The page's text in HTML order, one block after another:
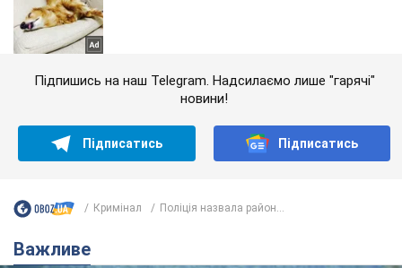
Підпишись на наш Telegram. Надсилаємо лише "гарячі"
новини!
Підписатись Підписатись
Кримінал Поліція назвала район...
Важливе